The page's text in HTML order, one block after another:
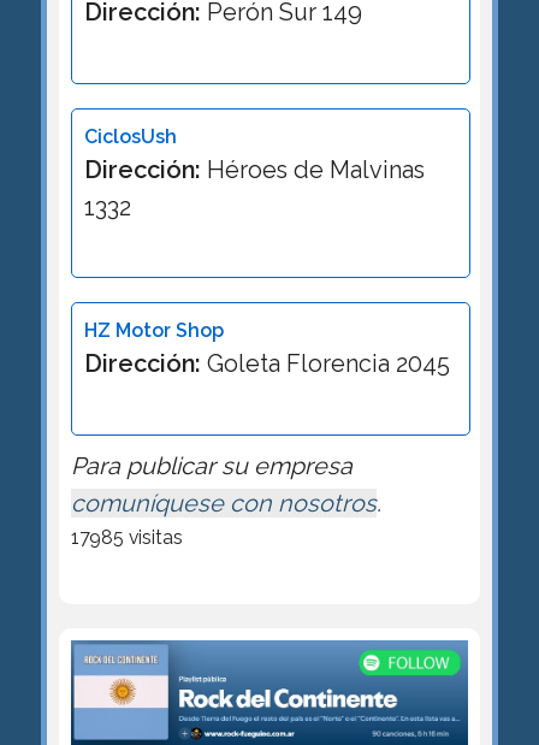
Dirección: Perón Sur 149
CiclosUsh
Dirección: Héroes de Malvinas
1332
HZ Motor Shop
Dirección: Goleta Florencia 2045
Para publicar su empresa
comuníquese con nosotros.
17985 visitas